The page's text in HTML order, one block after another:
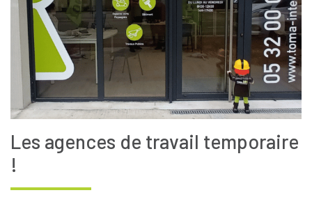
Les agences de travail temporaire
!